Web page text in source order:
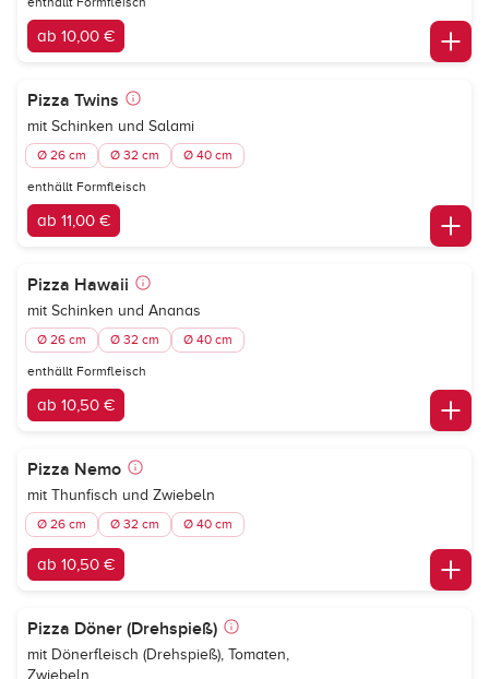
ab 10,00 €
Pizza Twins
mit Schinken und Salami
Ø 26 cm Ø 32 cm Ø 40 cm
enthällt Formfleisch
ab 11,00 €
Pizza Hawaii
mit Schinken und Ananas
Ø 26 cm Ø 32 cm Ø 40 cm
enthällt Formfleisch
ab 10,50 €
Pizza Nemo
mit Thunfisch und Zwiebeln
Ø 26 cm Ø 32 cm Ø 40 cm
ab 10,50 €
Pizza Döner (Drehspieß)
mit Dönerfleisch (Drehspieß), Tomaten,
Zwiebeln